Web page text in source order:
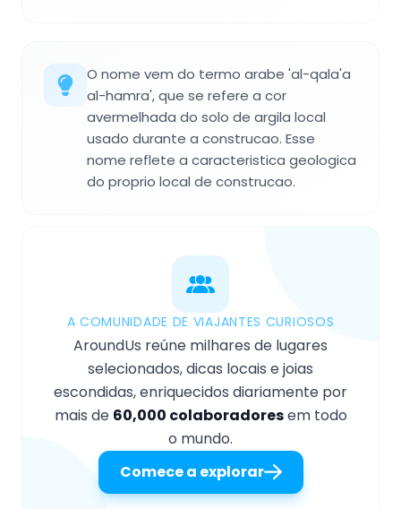
O nome vem do termo arabe 'al-qala'a
al-hamra', que se refere a cor
avermelhada do solo de argila local
usado durante a construcao. Esse
nome reflete a caracteristica geologica
do proprio local de construcao.
A COMUNIDADE DE VIAJANTES CURIOSOS
AroundUs reúne milhares de lugares
selecionados, dicas locais e joias
escondidas, enriquecidos diariamente por
mais de 60,000 colaboradoresem todo
o mundo.
Comece a explorar